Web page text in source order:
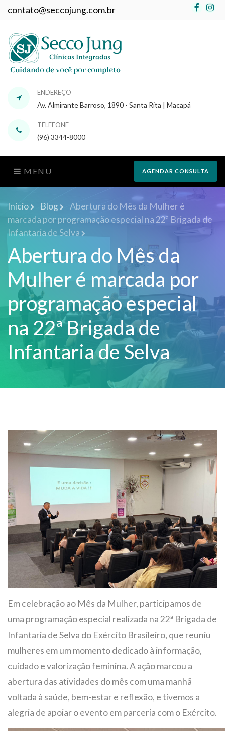
contato@seccojung.com.br
ENDEREÇO
Av. Almirante Barroso, 1890 - Santa Rita | Macapá
TELEFONE
(96) 3344-8000
MENU AGENDAR CONSULTA
Início Blog
Abertura do Mês da Mulher é
marcada por programação especial na 22ª Brigada de
Infantaria de Selva
Abertura do Mês da
Mulher é marcada por
programação especial
na 22ª Brigada de
Infantaria de Selva
Em celebração ao Mês da Mulher, participamos de
uma programação especial realizada na 22ª Brigada de
Infantaria de Selva do Exército Brasileiro, que reuniu
mulheres em um momento dedicado à informação,
cuidado e valorização feminina. A ação marcou a
abertura das atividades do mês com uma manhã
voltada à saúde, bem-estar e reflexão, e tivemos a
alegria de apoiar o evento em parceria com o Exército.